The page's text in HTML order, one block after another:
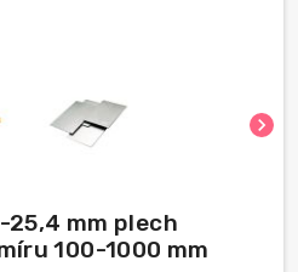
chevron_right
25,4 mm plech
100-1000 mm